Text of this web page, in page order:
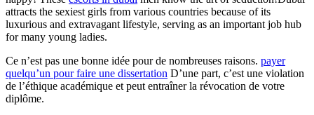
attracts the sexiest girls from various countries because of its
luxurious and extravagant lifestyle, serving as an important job hub
for many young ladies.
Ce n’est pas une bonne idée pour de nombreuses raisons. payer
quelqu’un pour faire une dissertation D’une part, c’est une violation
de l’éthique académique et peut entraîner la révocation de votre
diplôme.